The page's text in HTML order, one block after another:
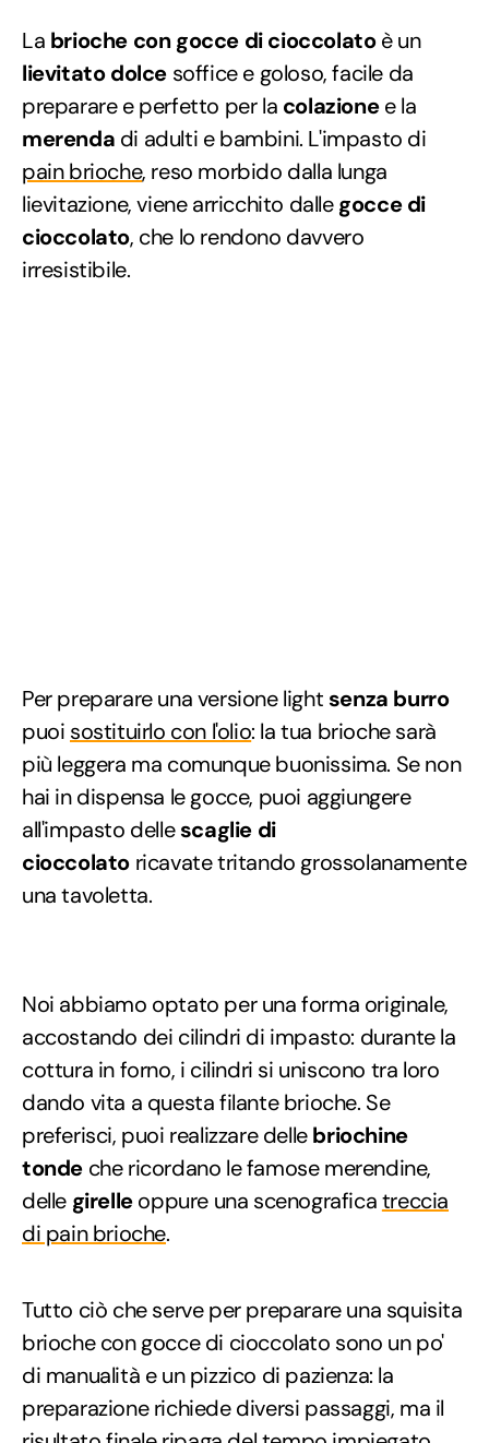
La brioche con gocce di cioccolatoè un
lievitato dolce soffice e goloso, facile da
preparare e perfetto per la colazionee la
merenda di adulti e bambini. L'impasto di
pain brioche, reso morbido dalla lunga
lievitazione, viene arricchito dallegocce di
cioccolato, che lo rendono davvero
irresistibile.
Per preparare una versione light senza burro
puoi sostituirlo con l'olio: la tua brioche sarà
più leggera ma comunque buonissima. Se non
hai in dispensa le gocce, puoi aggiungere
all'impasto dellescaglie di
cioccolato ricavate tritando grossolanamente
una tavoletta.
Noi abbiamo optato per una forma originale,
accostando dei cilindri di impasto: durante la
cottura in forno, i cilindri si uniscono tra loro
dando vita a questa filante brioche. Se
preferisci, puoi realizzare dellebriochine
tonde che ricordano le famose merendine,
delle girelleoppure una scenograficatreccia
di pain brioche.
Tutto ciò che serve per preparare una squisita
brioche con gocce di cioccolato sono un po'
di manualità e un pizzico di pazienza: la
preparazione richiede diversi passaggi, ma il